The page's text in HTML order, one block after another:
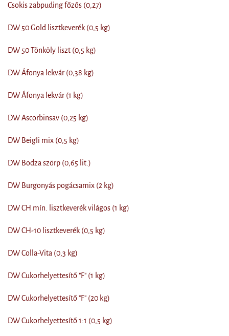
Csokis zabpuding főzős (0,27)
DW 50 Gold lisztkeverék (0,5 kg)
DW 50 Tönköly liszt (0,5 kg)
DW Áfonya lekvár (0,38 kg)
DW Áfonya lekvár (1 kg)
DW Ascorbinsav (0,25 kg)
DW Beigli mix (0,5 kg)
DW Bodza szörp (0,65 lit.)
DW Burgonyás pogácsamix (2 kg)
DW CH mín. lisztkeverék világos (1 kg)
DW CH-10 lisztkeverék (0,5 kg)
DW Colla-Vita (0,3 kg)
DW Cukorhelyettesítő "F" (1 kg)
DW Cukorhelyettesítő "F" (20 kg)
DW Cukorhelyettesítő 1:1 (0,5 kg)